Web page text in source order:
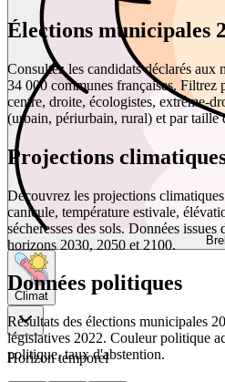
Climat
Horizon temporel
Élections municipales
Consultez les candidats déclarés aux
34 000 communes françaises. Filtrez
centre, droite, écologistes, extrême-
(urbain, périurbain, rural) et par taille
Projections
Découvrez les projections
canicule, température estivale,
sécheresses des sols. Données
horizons 2030, 2050 et 2100.
Données politiques
Résultats des élections municipales
législatives 2022. Couleur politique
politique, taux d'abstention.